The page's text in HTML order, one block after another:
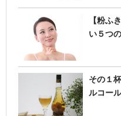
【粉ふ
い５つ
その１
ルコー